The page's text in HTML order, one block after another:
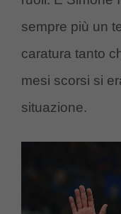
sempre più un
caratura tanto
mesi scorsi si
situazione.